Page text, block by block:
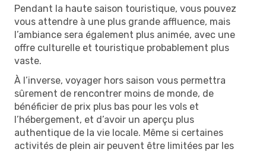
Pendant la haute saison touristique, vous pouvez
vous attendre à une plus grande affluence, mais
l’ambiance sera également plus animée, avec une
offre culturelle et touristique probablement plus
vaste.
À l’inverse, voyager hors saison vous permettra
sûrement de rencontrer moins de monde, de
bénéficier de prix plus bas pour les vols et
l’hébergement, et d’avoir un aperçu plus
authentique de la vie locale. Même si certaines
activités de plein air peuvent être limitées par les